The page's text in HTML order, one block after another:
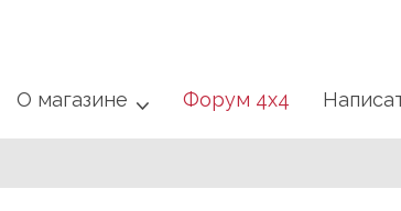
О магазине Форум 4x4